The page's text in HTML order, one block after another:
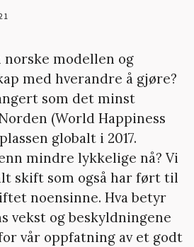
norske modellen og
med hverandre å gjøre?
som det minst
(World Happiness
globalt i 2017.
mindre lykkelige nå? Vi
skift som også har ført til
noensinne. Hva betyr
vekst og beskyldningene
vår oppfatning av et godt